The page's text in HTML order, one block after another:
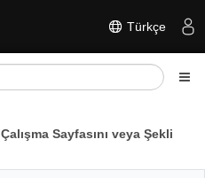
Türkçe
Sayfasını veya Şekli